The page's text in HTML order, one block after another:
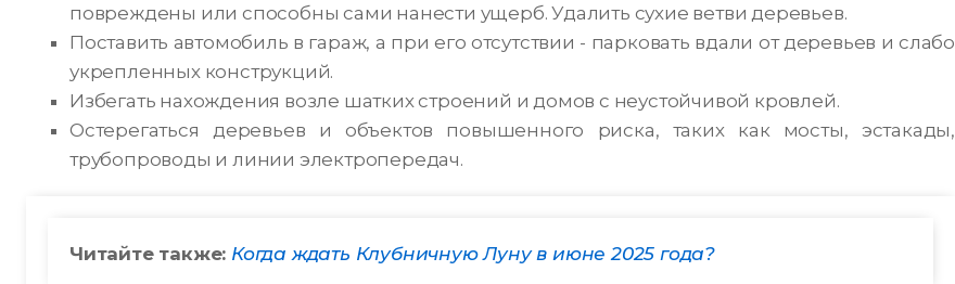
повреждены или способны сами нанести ущерб. Удалить сухие ветви деревьев.
Поставить автомобиль в гараж, а при его отсутствии - парковать вдали от деревьев и слабо
укрепленных конструкций.
Избегать нахождения возле шатких строений и домов с неустойчивой кровлей.
Остерегаться деревьев и объектов повышенного риска, таких как мосты, эстакады,
трубопроводы и линии электропередач.
Читайте также: Когда ждать Клубничную Луну в июне 2025 года?